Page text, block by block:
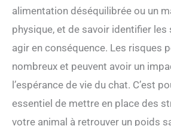
alimentation déséquilibrée ou un
physique, et de savoir identifier
agir en conséquence. Les risques
nombreux et peuvent avoir un
l’espérance de vie du chat. C’est
essentiel de mettre en place des
votre animal à retrouver un poids